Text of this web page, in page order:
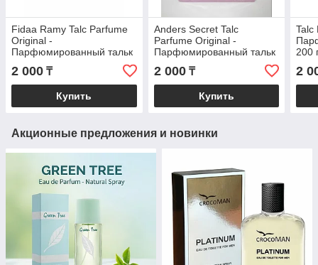
Fidaa Ramy Talc Parfume
Original -
Парфюмированный тальк
2 000 ₸
Купить
Anders Secret Talc
Parfume Original -
Парфюмированный тальк
2 000₸
Купить
Talc
200
2
Акционные предложения и новинки